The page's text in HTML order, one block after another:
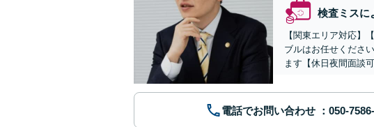
検査ミスに
【関東エリア対応】
ブルはお任せくださ
ます【休日夜間面談可
電話でお問い合わせ